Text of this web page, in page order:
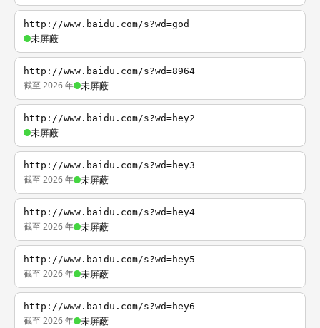
http://www.baidu.com/s?wd=god
未屏蔽
http://www.baidu.com/s?wd=8964
截至 2026 年 未屏蔽
http://www.baidu.com/s?wd=hey2
未屏蔽
http://www.baidu.com/s?wd=hey3
截至 2026 年 未屏蔽
http://www.baidu.com/s?wd=hey4
截至 2026 年 未屏蔽
http://www.baidu.com/s?wd=hey5
截至 2026 年 未屏蔽
http://www.baidu.com/s?wd=hey6
截至 2026 年 未屏蔽